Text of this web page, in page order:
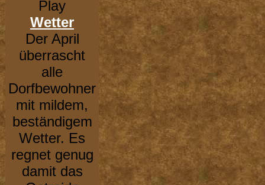
Play
Wetter
Der April
überrascht
alle
Dorfbewohner
mit mildem,
beständigem
Wetter. Es
regnet genug
damit das